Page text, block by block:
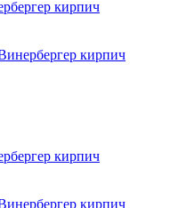
кирпич
кирпич